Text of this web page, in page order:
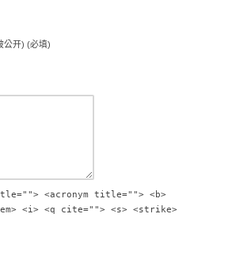
公开) (必填)
<acronym title=""> <b>
<i> <q cite=""> <s> <strike>